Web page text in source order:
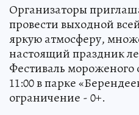
Организаторы
провести выходной
яркую атмосферу,
настоящий праздник
Фестиваль мороженого
11:00 в парке
ограничение - 0+.